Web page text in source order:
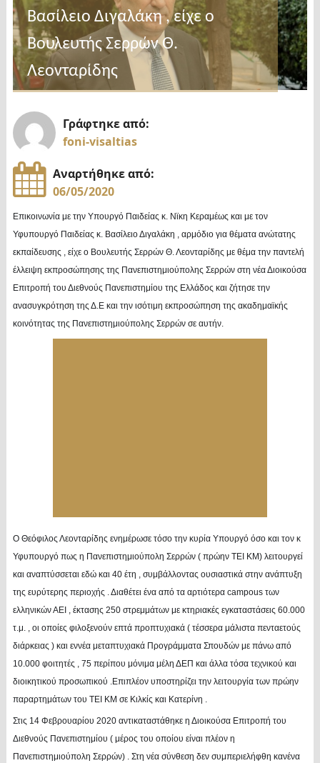
Βασίλειο Διγαλάκη , είχε ο
Βουλευτής Σερρών Θ.
Λεονταρίδης
Γράφτηκε από:
foni-visaltias
Αναρτήθηκε από:
06/05/2020
Επικοινωνία με την Υπουργό Παιδείας κ. Νϊκη Κεραμέως και με τον
Υφυπουργό Παιδείας κ. Βασίλειο Διγαλάκη , αρμόδιο για θέματα ανώτατης
εκπαίδευσης , είχε ο Βουλευτής Σερρών Θ. Λεονταρίδης με θέμα την παντελή
έλλειψη εκπροσώπησης της Πανεπιστημιούπολης Σερρών στη νέα Διοικούσα
Επιτροπή του Διεθνούς Πανεπιστημίου της Ελλάδος και ζήτησε την
ανασυγκρότηση της Δ.Ε και την ισότιμη εκπροσώπηση της ακαδημαϊκής
κοινότητας της Πανεπιστημιούπολης Σερρών σε αυτήν.
Ο Θεόφιλος Λεονταρίδης ενημέρωσε τόσο την κυρία Υπουργό όσο και τον κ
Υφυπουργό πως η Πανεπιστημιούπολη Σερρών ( πρώην ΤΕΙ ΚΜ) λειτουργεί
και αναπτύσσεται εδώ και 40 έτη , συμβάλλοντας ουσιαστικά στην ανάπτυξη
της ευρύτερης περιοχής . Διαθέτει ένα από τα αρτιότερα campous των
ελληνικών ΑΕΙ , έκτασης 250 στρεμμάτων με κτηριακές εγκαταστάσεις 60.000
τ.μ. , οι οποίες φιλοξενούν επτά προπτυχιακά ( τέσσερα μάλιστα πενταετούς
διάρκειας ) και εννέα μεταπτυχιακά Προγράμματα Σπουδών με πάνω από
10.000 φοιτητές , 75 περίπου μόνιμα μέλη ΔΕΠ και άλλα τόσα τεχνικού και
διοικητικού προσωπικού .Επιπλέον υποστηρίζει την λειτουργία των πρώην
παραρτημάτων του ΤΕΙ ΚΜ σε Κιλκίς και Κατερίνη .
Στις 14 Φεβρουαρίου 2020 αντικαταστάθηκε η Διοικούσα Επιτροπή του
Διεθνούς Πανεπιστημίου ( μέρος του οποίου είναι πλέον η
Πανεπιστημιούπολη Σερρών) . Στη νέα σύνθεση δεν συμπεριελήφθη κανένα